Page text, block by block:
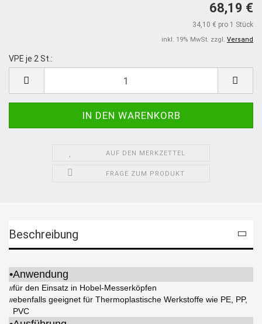
68,19 €
34,10 € pro 1 Stück
inkl. 19% MwSt. zzgl. Versand
VPE je 2 St.:
2
AUF DEN MERKZETTEL
FRAGE ZUM PRODUKT
Beschreibung
•Anwendung
//für den Einsatz in Hobel-Messerköpfen
//ebenfalls geeignet für Thermoplastische Werkstoffe wie PE, PP,
PVC